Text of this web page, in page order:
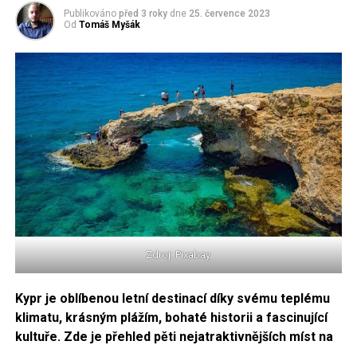
Publikováno před 3 roky dne 25. července 2023
Od Tomáš Myšák
Zdroj: Pixabay
Kypr je oblíbenou letní destinací díky svému teplému
klimatu, krásným plážím, bohaté historii a fascinující
kultuře. Zde je přehled pěti nejatraktivnějších míst na